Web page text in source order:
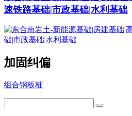
速铁路基础|市政基础|水利基础
加固纠偏
组合钢板桩